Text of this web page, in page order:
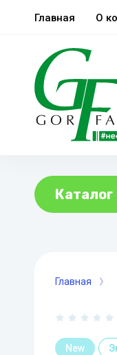
Главная О
Каталог
Главная
New